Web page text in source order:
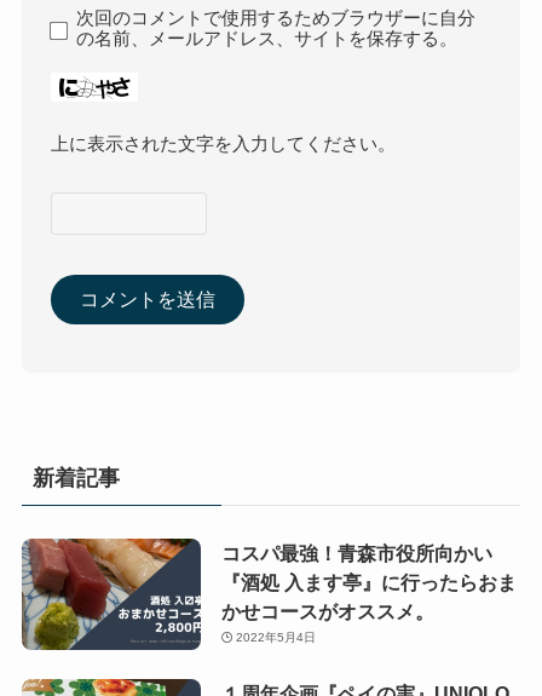
次回のコメントで使用するためブラウザーに自分
の名前、メールアドレス、サイトを保存する。
上に表示された文字を入力してください。
新着記事
コスパ最強！青森市役所向かい
『酒処 入ます亭』に行ったらおま
かせコースがオススメ。
2022年5月4日